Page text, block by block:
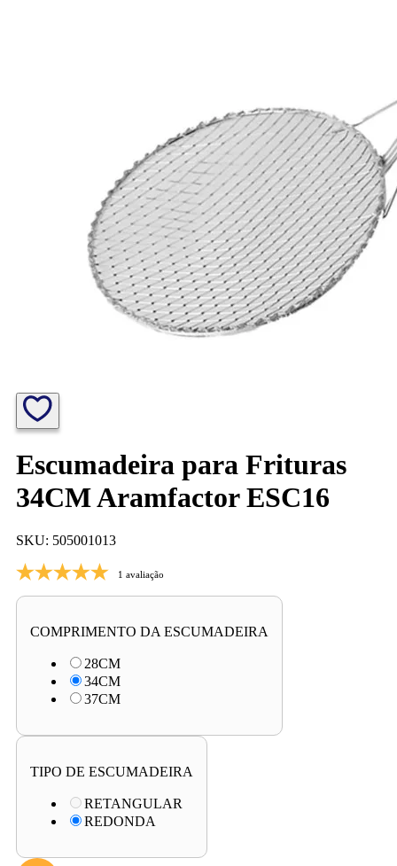
Escumadeira para Frituras
34CM Aramfactor ESC16
SKU: 505001013
1 avaliação
COMPRIMENTO DA ESCUMADEIRA
28CM
34CM
37CM
TIPO DE ESCUMADEIRA
RETANGULAR
REDONDA